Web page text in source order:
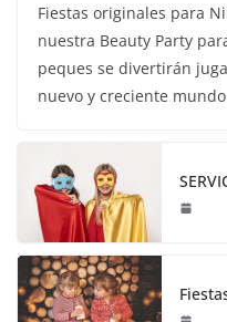
Fiestas originales para
nuestra Beauty Party
peques se divertirán
nuevo y creciente